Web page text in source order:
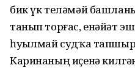
бик үк теләмәй башланы.
танып торғас, енәйәт
һуҙылмай судҡа
Каринаның иҫенә